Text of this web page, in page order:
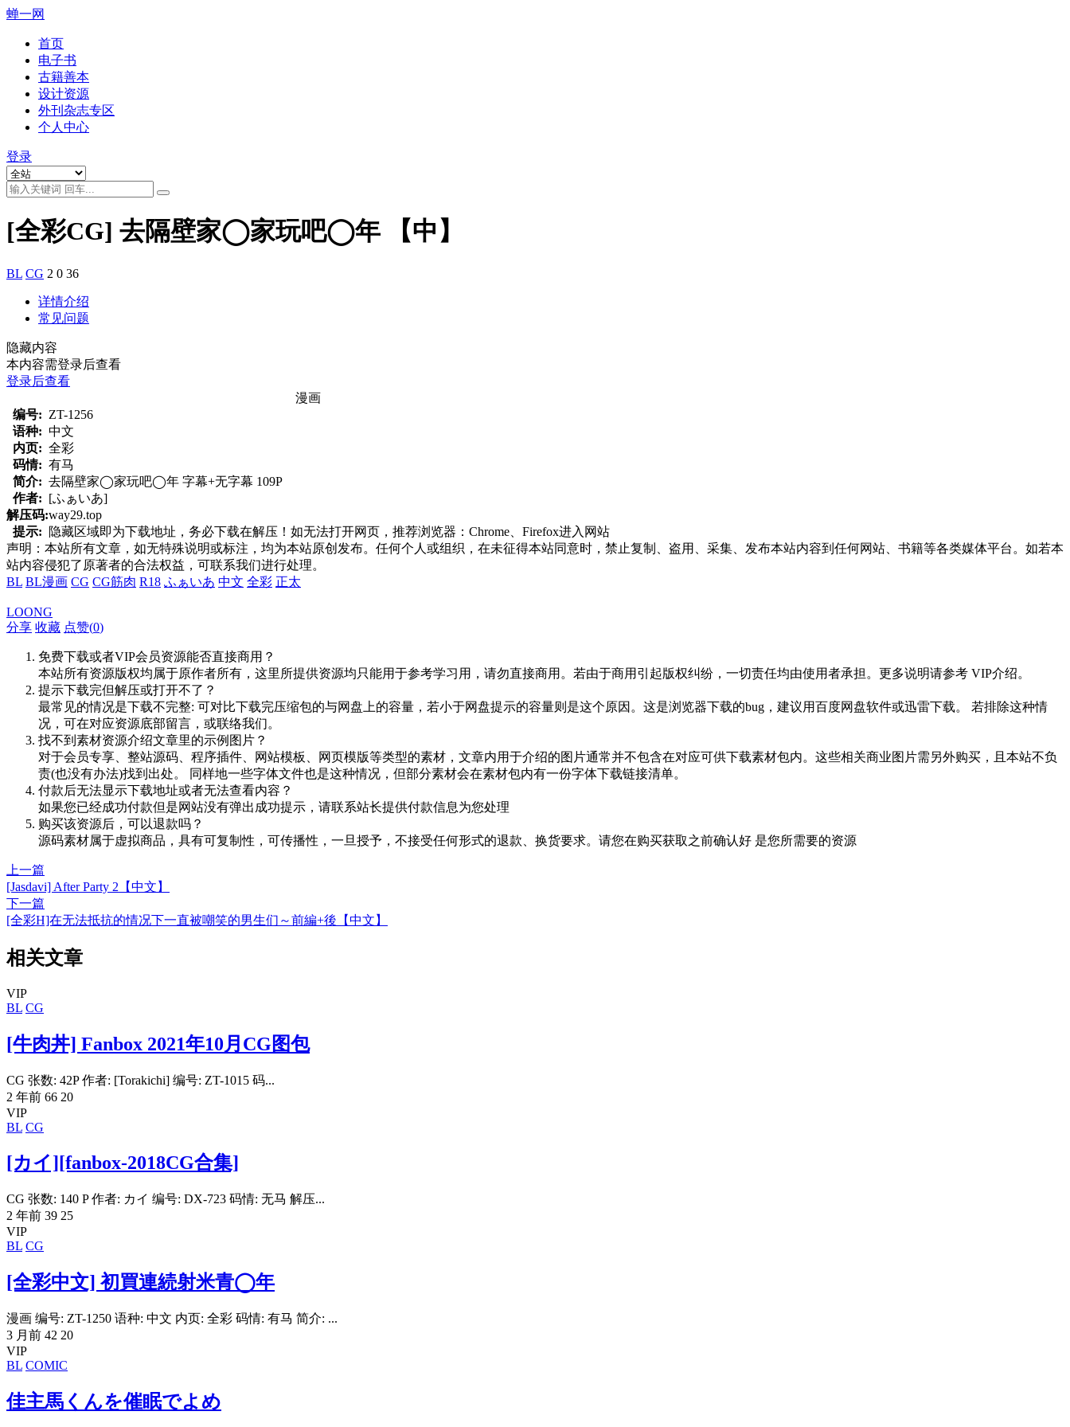
蝉一网
首页
电子书
古籍善本
设计资源
外刊杂志专区
个人中心
登录
[全彩CG] 去隔壁家◯家玩吧◯年 【中】
BL CG 2 0 36
详情介绍
常见问题
隐藏内容
本内容需登录后查看
登录后查看
漫画
编号: ZT-1256
语种: 中文
内页: 全彩
码情: 有马
简介: 去隔壁家◯家玩吧◯年 字幕+无字幕 109P
作者: [ふぁいあ]
解压码:way29.top
提示:
隐藏区域即为下载地址，务必下载在解压！如无法打开网页，推荐浏览器：Chrome、Firefox进入网站
声明：本站所有文章，如无特殊说明或标注，均为本站原创发布。任何个人或组织，在未征得本站同意时，禁止复制、盗用、采集、发布本站内容到任何网站、书籍等各类媒体平台。如若本
站内容侵犯了原著者的合法权益，可联系我们进行处理。
BL BL漫画 CG CG筋肉 R18 ふぁいあ 中文 全彩 正太
LOONG
分享 收藏 点赞(0)
免费下载或者VIP会员资源能否直接商用？
本站所有资源版权均属于原作者所有，这里所提供资源均只能用于参考学习用，请勿直接商用。若由于商用引起版权纠纷，一切责任均由使用者承担。更多说明请参考 VIP介绍。
提示下载完但解压或打开不了？
最常见的情况是下载不完整: 可对比下载完压缩包的与网盘上的容量，若小于网盘提示的容量则是这个原因。这是浏览器下载的bug，建议用百度网盘软件或迅雷下载。 若排除这种情
况，可在对应资源底部留言，或联络我们。
找不到素材资源介绍文章里的示例图片？
对于会员专享、整站源码、程序插件、网站模板、网页模版等类型的素材，文章内用于介绍的图片通常并不包含在对应可供下载素材包内。这些相关商业图片需另外购买，且本站不负
责(也没有办法)找到出处。 同样地一些字体文件也是这种情况，但部分素材会在素材包内有一份字体下载链接清单。
付款后无法显示下载地址或者无法查看内容？
如果您已经成功付款但是网站没有弹出成功提示，请联系站长提供付款信息为您处理
购买该资源后，可以退款吗？
源码素材属于虚拟商品，具有可复制性，可传播性，一旦授予，不接受任何形式的退款、换货要求。请您在购买获取之前确认好 是您所需要的资源
上一篇
[Jasdavi] After Party 2【中文】
下一篇
[全彩H]在无法抵抗的情况下一直被嘲笑的男生们～前編+後【中文】
相关文章
VIP
BL CG
[牛肉丼] Fanbox 2021年10月CG图包
CG 张数: 42P 作者: [Torakichi] 编号: ZT-1015 码...
2 年前 66 20
VIP
BL CG
[カイ][fanbox-2018CG合集]
CG 张数: 140 P 作者: カイ 编号: DX-723 码情: 无马 解压...
2 年前 39 25
VIP
BL CG
[全彩中文] 初買連続射米青◯年
漫画 编号: ZT-1250 语种: 中文 内页: 全彩 码情: 有马 简介: ...
3 月前 42 20
VIP
BL COMIC
佳主馬くんを催眠でよめ